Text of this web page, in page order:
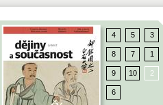
4 5 3
8 7 1
9 10 2
6